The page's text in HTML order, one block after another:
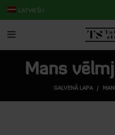
LATVIEŠU
Mans
GALVENĀ LAPA